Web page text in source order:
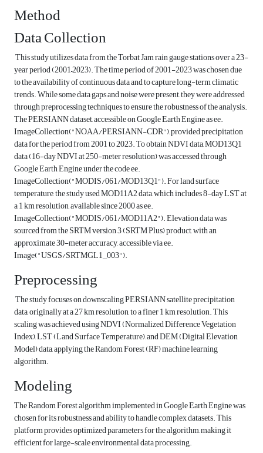
Method
Data Collection
This study utilizes data from the Torbat Jam rain gauge stations over a 23-
year period (2001–2023). The time period of 2001-2023 was chosen due
to the availability of continuous data and to capture long-term climatic
trends. While some data gaps and noise were present, they were addressed
through preprocessing techniques to ensure the robustness of the analysis.
The PERSIANN dataset, accessible on Google Earth Engine as ee.
ImageCollection("NOAA/PERSIANN-CDR"), provided precipitation
data for the period from 2001 to 2023. To obtain NDVI data, MOD13Q1
data (16-day NDVI at 250-meter resolution) was accessed through
Google Earth Engine under the code ee.
ImageCollection("MODIS/061/MOD13Q1"). For land surface
temperature, the study used MOD11A2 data, which includes 8-day LST at
a 1 km resolution, available since 2000 as ee.
ImageCollection("MODIS/061/MOD11A2"). Elevation data was
sourced from the SRTM version 3 (SRTM Plus) product, with an
approximate 30-meter accuracy, accessible via ee.
Image("USGS/SRTMGL1_003").
Preprocessing
The study focuses on downscaling PERSIANN satellite precipitation
data, originally at a 27 km resolution, to a finer 1 km resolution. This
scaling was achieved using NDVI (Normalized Difference Vegetation
Index), LST (Land Surface Temperature), and DEM (Digital Elevation
Model) data, applying the Random Forest (RF) machine learning
algorithm.
Modeling
The Random Forest algorithm implemented in Google Earth Engine was
chosen for its robustness and ability to handle complex datasets. This
platform provides optimized parameters for the algorithm, making it
efficient for large-scale environmental data processing.